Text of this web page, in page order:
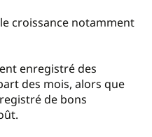
croissance notamment
enregistré des
des mois, alors que
de bons